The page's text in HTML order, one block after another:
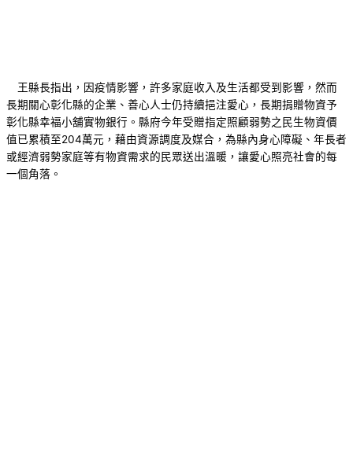
王縣長指出，因疫情影響，許多家庭收入及生活都受到影響，然而
長期關心彰化縣的企業、善心人士仍持續挹注愛心，長期捐贈物資予
彰化縣幸福小舖實物銀行。縣府今年受贈指定照顧弱勢之民生物資價
值已累積至204萬元，藉由資源調度及媒合，為縣內身心障礙、年長者
或經濟弱勢家庭等有物資需求的民眾送出溫暖，讓愛心照亮社會的每
一個角落。